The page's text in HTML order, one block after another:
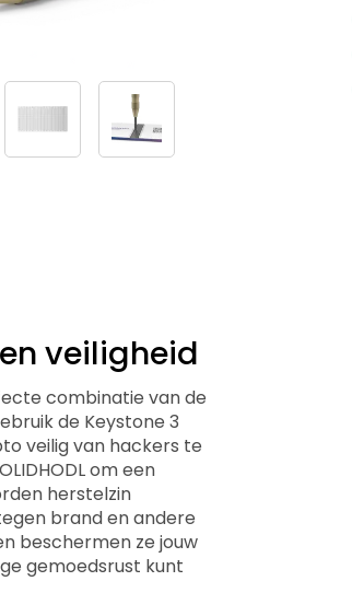
veiligheid
combinatie van de
de Keystone 3
veilig van hackers te
om een
herstelzin
brand en andere
beschermen ze jouw
gemoedsrust kunt